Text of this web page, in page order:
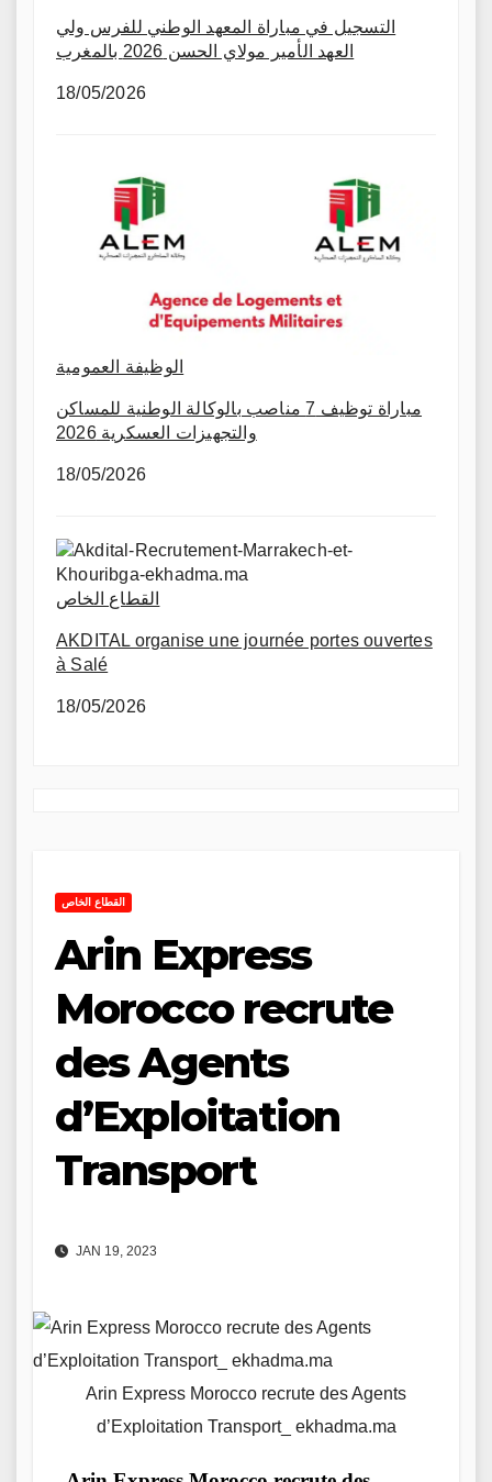
التسجيل في مباراة المعهد الوطني للفرس ولي
العهد الأمير مولاي الحسن 2026 بالمغرب
18/05/2026
الوظيفة العمومية
مباراة توظيف 7 مناصب بالوكالة الوطنية للمساكن
والتجهيزات العسكرية 2026
18/05/2026
القطاع الخاص
AKDITAL organise une journée portes ouvertes
à Salé
18/05/2026
القطاع الخاص
Arin Express
Morocco recrute
des Agents
d’Exploitation
Transport
JAN 19, 2023
Arin Express Morocco recrute des Agents
d’Exploitation Transport_ ekhadma.ma